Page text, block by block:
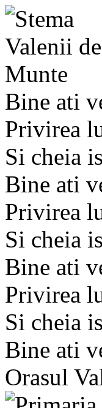
Bine ati
Privirea
Si cheia
Bine ati
Privirea
Si cheia
Bine ati
Privirea
Si cheia
Bine ati
Orasul